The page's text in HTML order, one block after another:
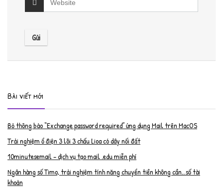
Bài viết mới
Bỏ thông báo “Exchange password required” ứng dụng Mail trên MacOS
Trải nghiệm ổ điện 3 lõi 3 chấu Lioa có dây nối đất
10minutesemail – dịch vụ tạo mail .edu miễn phí
Ngân hàng số Timo, trải nghiệm tính năng chuyển tiền không cần…số tài
khoản